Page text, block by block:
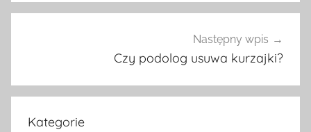
Następny wpis
Czy podolog usuwa kurzajki?
Kategorie